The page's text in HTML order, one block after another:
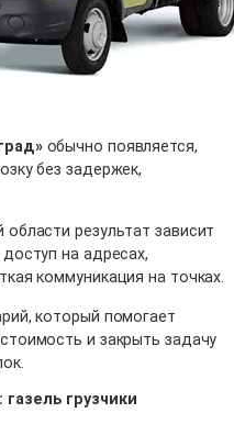
обычно появляется,
без задержек,
результат зависит
на адресах,
коммуникация на точках.
который помогает
и закрыть задачу
грузчики